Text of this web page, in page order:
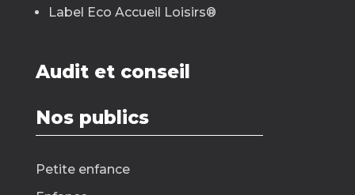
Label Eco Accueil Loisirs®
Audit et conseil
Nos publics
Petite enfance